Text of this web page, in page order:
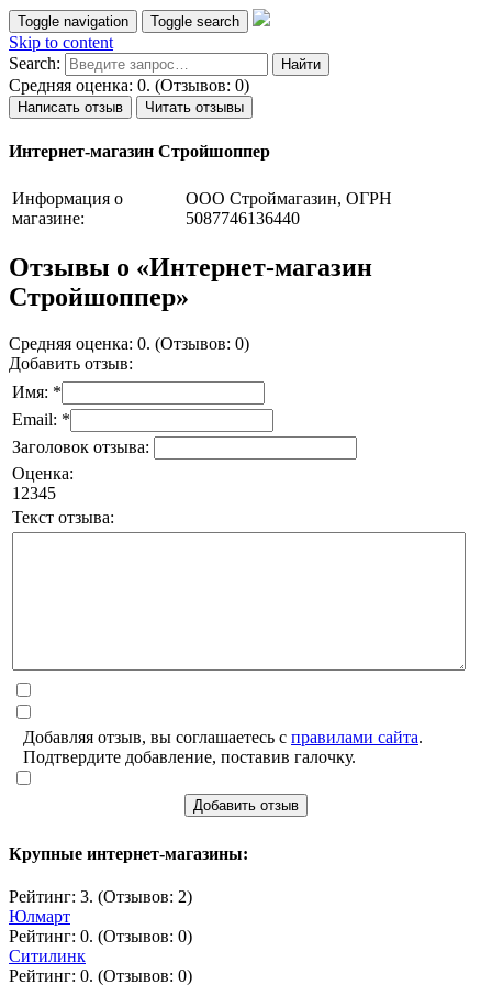
Toggle navigation Toggle search
Skip to content
Search:
Средняя оценка: 0. (Отзывов: 0)
Написать отзыв Читать отзывы
Интернет-магазин Стройшоппер
Информация о
магазине:
ООО Строймагазин, ОГРН
5087746136440
Отзывы о «Интернет-магазин
Стройшоппер»
Средняя оценка: 0. (Отзывов: 0)
Добавить отзыв:
Имя: *
Email: *
Заголовок отзыва:
Оценка:
1 2345
Текст отзыва:
Добавляя отзыв, вы соглашаетесь с правилами сайта.
Подтвердите добавление, поставив галочку.
Добавить отзыв
Крупные интернет-магазины:
Рейтинг: 3. (Отзывов: 2)
Юлмарт
Рейтинг: 0. (Отзывов: 0)
Ситилинк
Рейтинг: 0. (Отзывов: 0)